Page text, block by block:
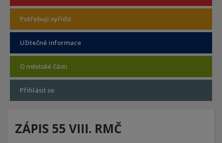
Potřebuji vyřídit
Užitečné informace
O městské části
Přihlásit se
ZÁPIS 55 VIII. RMČ